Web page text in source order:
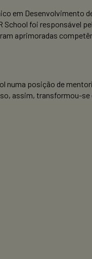
em Desenvolvimento
foi responsável
aprimoradas
numa posição de
assim, transformou-